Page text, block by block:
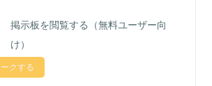
掲示板を閲覧する（無料ユーザー向
け）
クする